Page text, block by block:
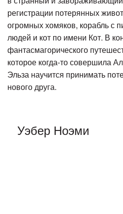
регистрации потерянных
огромных хомяков, корабль с
людей и кот по имени Кот. В
фантасмагорического
которое когда-то совершила
Эльза научится принимать
нового друга.
Уэбер Ноэми